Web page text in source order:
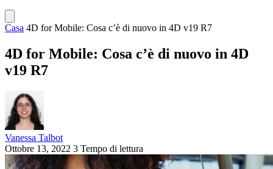
Casa 4D for Mobile: Cosa c’è di nuovo in 4D v19 R7
4D for Mobile: Cosa c’è di nuovo in 4D
v19 R7
Vanessa Talbot
Ottobre 13, 2022 3 Tempo di lettura